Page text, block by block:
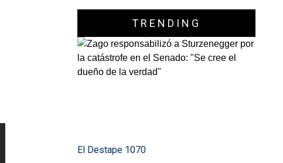
TRENDING
El Destape 1070